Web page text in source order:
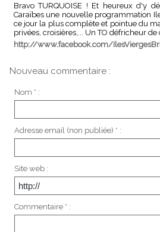
Bravo TURQUOISE ! Et heureux d'y
Caraïbes une nouvelle programmation
ce jour la plus complète et pointue du
privées, croisières,... Un TO défricheur
http://www.facebook.com/
Nouveau commentaire :
Nom * :
Adresse email (non publiée) * :
Site web :
Commentaire * :